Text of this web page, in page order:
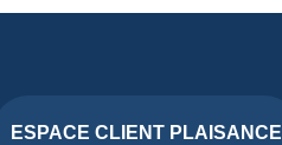
ESPACE CLIENT PLAISANCE